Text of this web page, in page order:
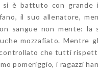
si è battuto con
il suo allenatore,
sangue non mente: la
mozzafiato. Mentre
che tutti
pomeriggio, i ragazzi